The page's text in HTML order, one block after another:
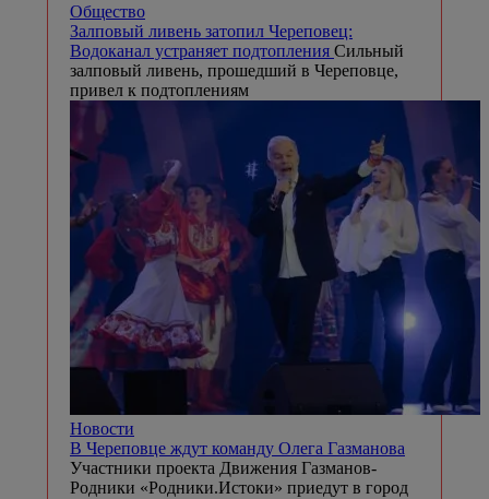
Общество
Залповый ливень затопил Череповец:
Водоканал устраняет подтопления Сильный
залповый ливень, прошедший в Череповце,
привел к подтоплениям
Новости
В Череповце ждут команду Олега Газманова
Участники проекта Движения Газманов-
Родники «Родники.Истоки» приедут в город